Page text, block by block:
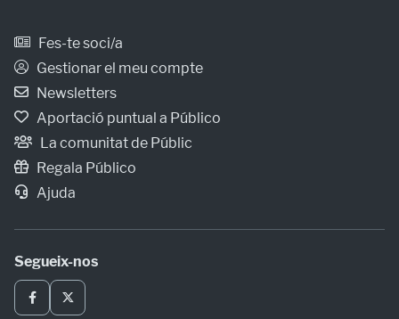
Fes-te soci/a
Gestionar el meu compte
Newsletters
Aportació puntual a Público
La comunitat de Públic
Regala Público
Ajuda
Segueix-nos